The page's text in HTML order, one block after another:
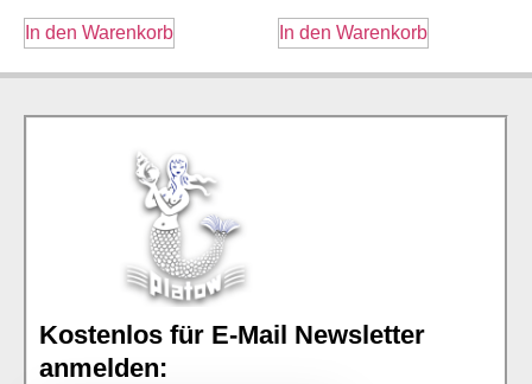
In den Warenkorb In den Warenkorb
Kostenlos für E-Mail Newsletter
anmelden: